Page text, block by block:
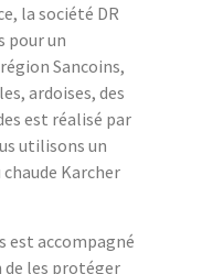
la société DR
pour un
Sancoins,
ardoises, des
est réalisé par
utilisons un
Karcher
est accompagné
les protéger